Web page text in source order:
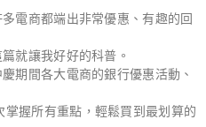
電商都端出非常優惠、有趣的回
就讓我好好的科普。
期間各大電商的銀行優惠活動、
握所有重點，輕鬆買到最划算的